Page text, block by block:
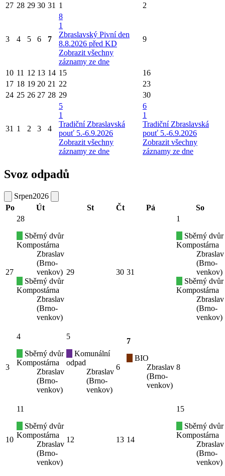
27 28 29 30 31 1 2
3 4 5 6 7
8
1
Zbraslavský Pivní den
8.8.2026 před KD
Zobrazit všechny
záznamy ze dne
9
10 11 12 13 14 15
16
17 18 19 20 21 22
23
24 25 26 27 28 29 30
31 1 2 3 4
5
1
Tradiční Zbraslavská
pouť 5.-6.9.2026
Zobrazit všechny
záznamy ze dne
6
1
Tradiční Zbraslavská
pouť 5.-6.9.2026
Zobrazit všechny
záznamy ze dne
Svoz odpadů
Srpen2026
Po
Út St Čt Pá So
27
28
Sběrný dvůr
Kompostárna
Zbraslav
(Brno-
venkov)
Sběrný dvůr
Kompostárna
Zbraslav
(Brno-
venkov)
29 30 31
1
Sběrný dvůr
Kompostárna
Zbraslav
(Brno-
venkov)
Sběrný dvůr
Kompostárna
Zbraslav
(Brno-
venkov)
3
4
Sběrný dvůr
Kompostárna
Zbraslav
(Brno-
venkov)
5
Komunální
odpad
Zbraslav
(Brno-
venkov)
6
7
BIO
Zbraslav
(Brno-
venkov)
8
10
11
Sběrný dvůr
Kompostárna
Zbraslav
(Brno-
venkov)
12 13 14
15
Sběrný dvůr
Kompostárna
Zbraslav
(Brno-
venkov)